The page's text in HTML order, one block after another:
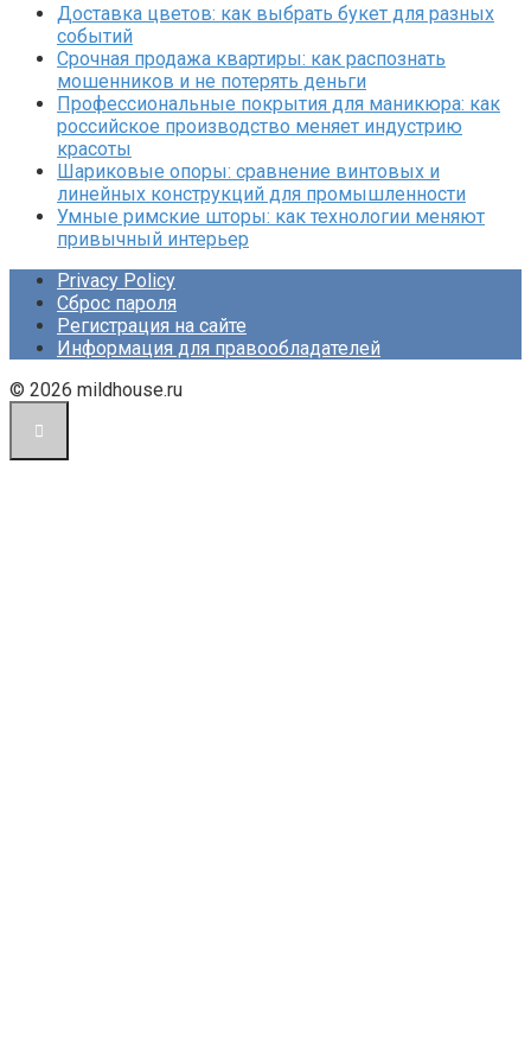
Доставка цветов: как выбрать букет для разных
событий
Срочная продажа квартиры: как распознать
мошенников и не потерять деньги
Профессиональные покрытия для маникюра: как
российское производство меняет индустрию
красоты
Шариковые опоры: сравнение винтовых и
линейных конструкций для промышленности
Умные римские шторы: как технологии меняют
привычный интерьер
Privacy Policy
Сброс пароля
Регистрация на сайте
Информация для правообладателей
© 2026 mildhouse.ru